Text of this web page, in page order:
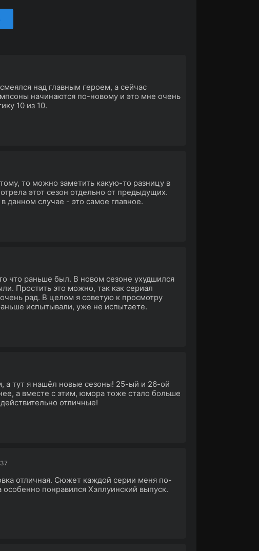
над главным героем, а сейчас
начинаются по-новому и это мне очень
10 из 10.
то можно заметить какую-то разницу в
этот сезон отдельно от предыдущих.
данном случае - это самое главное.
что раньше был. В новом сезоне ухудшился
Простить это можно, так как сериал
рад. В целом я советую к просмотру
испытывали, уже не испытаете.
тут я нашёл новые сезоны! 25-ый и 26-ой
а вместе с этим, юмора тоже стало больше
отличные!
отличная. Сюжет каждой серии меня по-
понравился Хэллуинский выпуск.